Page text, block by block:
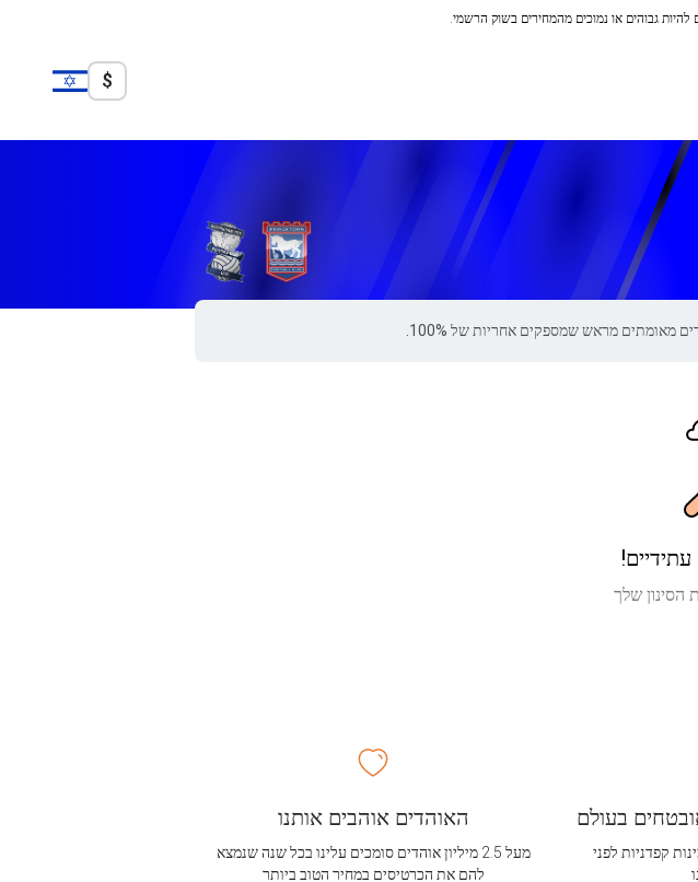
להיות גבוהים או נמוכים מהמחירים בשוק הרשמי.
$
הסינון שלך
בעולם
קפדניות לפני
האוהדים אוהבים אותנו
מעל 2.5 מיליון אוהדים סומכים עלינו בכל שנה שנמצא
להם את הכרטיסים במחיר הטוב ביותר